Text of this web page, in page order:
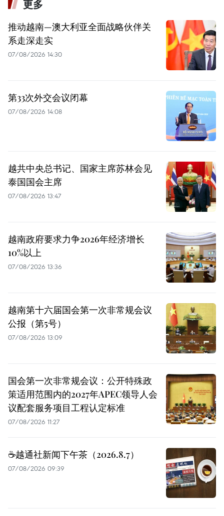
更多
推动越南—澳大利亚全面战略伙伴关
系走深走实
07/08/2026 14:30
第33次外交会议闭幕
07/08/2026 14:08
越共中央总书记、国家主席苏林会见
泰国国会主席
07/08/2026 13:47
越南政府要求力争2026年经济增长
10%以上
07/08/2026 13:36
越南第十六届国会第一次非常规会议
公报（第5号）
07/08/2026 13:09
国会第一次非常规会议：公开特殊政
策适用范围内的2027年APEC领导人会
议配套服务项目工程认定标准
07/08/2026 11:27
☕️越通社新闻下午茶（2026.8.7）
07/08/2026 09:39